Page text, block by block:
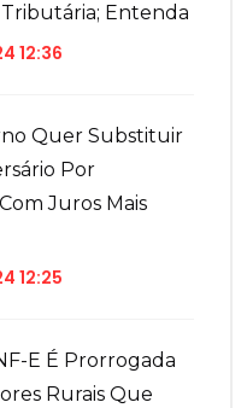
Entenda
12:36
Quer Substituir
Por
Juros Mais
12:25
E É Prorrogada
Rurais Que